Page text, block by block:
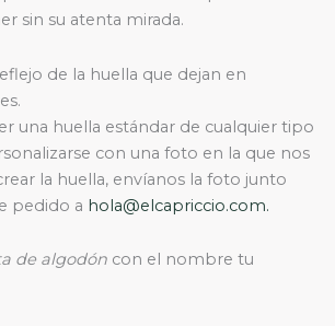
sin su atenta mirada.
de la huella que dejan en
una huella estándar de cualquier tipo
con una foto en la que nos
la huella, envíanos la foto junto
pedido a hola@elcapriccio.com.
de algodón con el nombre tu